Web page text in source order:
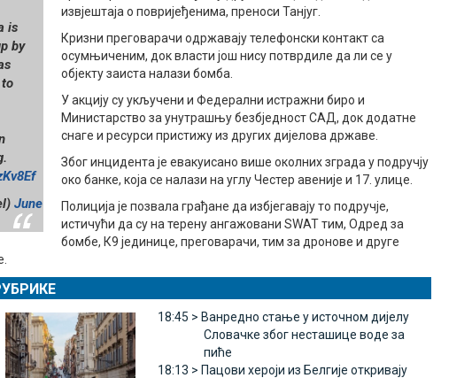
is
by
June
извјештаја о повријеђенима, преноси Танјуг.
Кризни преговарачи одржавају телефонски контакт са
осумњиченим, док власти још нису потврдиле да ли се у
објекту заиста налази бомба.
У акцију су укључени и Федерални истражни биро и
Министарство за унутрашњу безбједност САД, док додатне
снаге и ресурси пристижу из других дијелова државе.
Због инцидента је евакуисано више околних зграда у подручју
око банке, која се налази на углу Честер авеније и 17. улице.
Полиција је позвала грађане да избјегавају то подручје,
истичући да су на терену ангажовани SWAT тим, Одред за
бомбе, К9 јединице, преговарачи, тим за дронове и друге
18:45 > Ванредно стање у источном дијелу
Словачке због несташице воде за
пиће
18:13 > Пацови хероји из Белгије откривају